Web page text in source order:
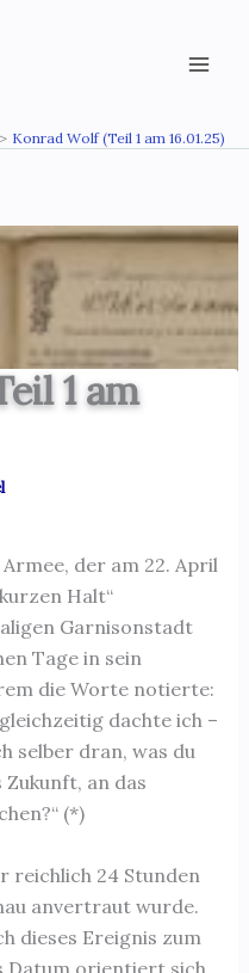
Konrad Wolf (Teil 1 am 16.01.25)
1 am
der am 22. April
Halt“
Garnisonstadt
Tage in sein
die Worte notierte:
dachte ich –
selber dran, was du
an das
(*)
reichlich 24 Stunden
anvertraut wurde.
dieses Ereignis zum
Datum orientiert sich